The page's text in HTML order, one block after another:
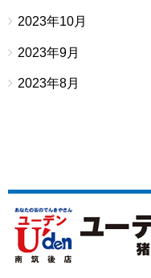
2023年10月
2023年9月
2023年8月